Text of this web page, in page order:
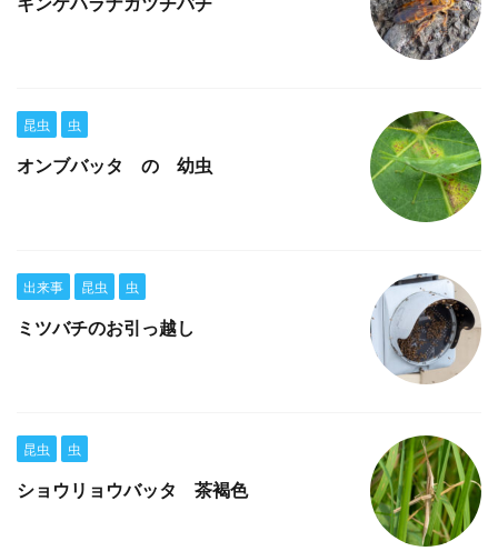
キンケハラナガツチバチ
昆虫 虫
オンブバッタ の 幼虫
出来事 昆虫 虫
ミツバチのお引っ越し
昆虫 虫
ショウリョウバッタ 茶褐色